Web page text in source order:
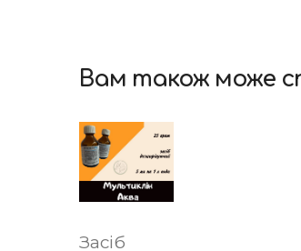
Вам також може
Засіб